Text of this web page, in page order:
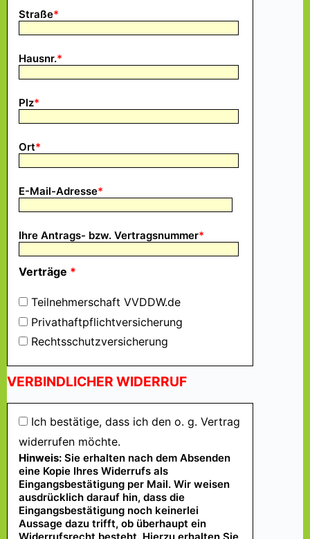
Straße*
Hausnr.*
Plz*
Ort*
E-Mail-Adresse*
Ihre Antrags- bzw. Vertragsnummer*
Verträge *
Teilnehmerschaft VVDDW.de
Privathaftpflichtversicherung
Rechtsschutzversicherung
VERBINDLICHER WIDERRUF
Ich bestätige, dass ich den o. g. Vertrag
widerrufen möchte.
Hinweis: Sie erhalten nach dem Absenden
eine Kopie Ihres Widerrufs als
Eingangsbestätigung per Mail. Wir weisen
ausdrücklich darauf hin, dass die
Eingangsbestätigung noch keinerlei
Aussage dazu trifft, ob überhaupt ein